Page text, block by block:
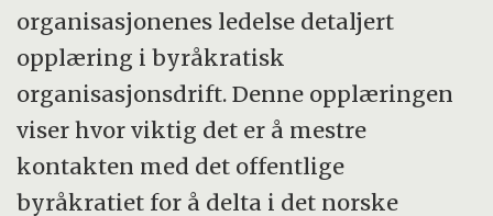
organisasjonenes ledelse detaljert
opplæring i byråkratisk
organisasjonsdrift. Denne opplæringen
viser hvor viktig det er å mestre
kontakten med det offentlige
byråkratiet for å delta i det norske